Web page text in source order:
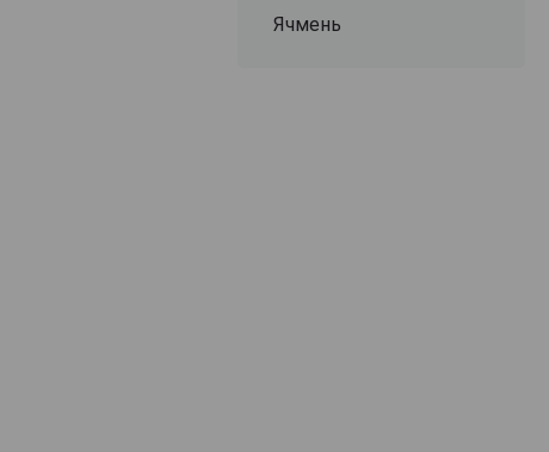
Ячмень